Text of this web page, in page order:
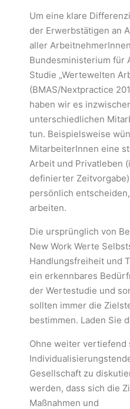
Um eine klare
der Erwerbstätigen an
aller
Bundesministerium für
Studie „Wertewelten
(BMAS/Nextpractice
haben wir es
unterschiedlichen
tun. Beispielsweise
MitarbeiterInnen eine
Arbeit und Privatleben
definierter
persönlich
arbeiten.
Die ursprünglich von
New Work Werte
Handlungsfreiheit und
ein erkennbares
der Wertestudie und
sollten immer die
bestimmen. Laden Sie
Ohne weiter vertiefend
Gesellschaft zu
werden, dass sich die
Maßnahmen und